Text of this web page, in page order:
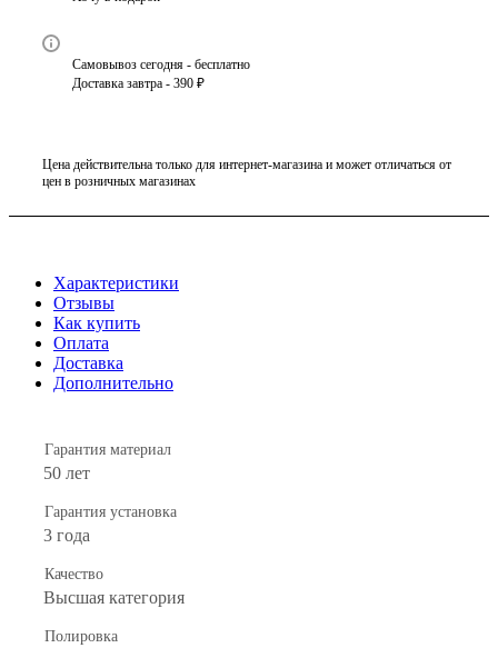
Самовывоз сегодня - бесплатно
Доставка завтра - 390 ₽
Цена действительна только для интернет-магазина и может отличаться от
цен в розничных магазинах
Характеристики
Отзывы
Как купить
Оплата
Доставка
Дополнительно
Гарантия материал
50 лет
Гарантия установка
3 года
Качество
Высшая категория
Полировка